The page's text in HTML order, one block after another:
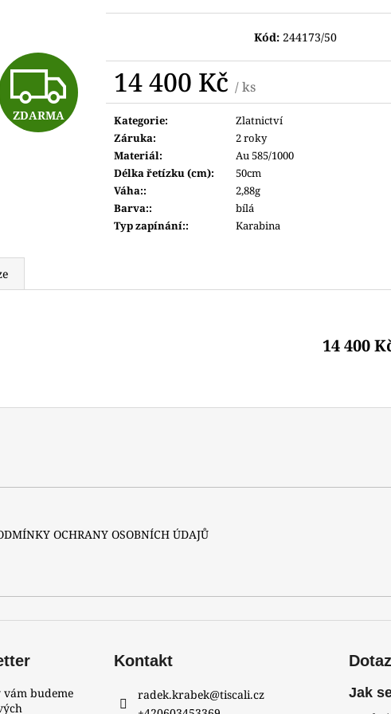
Kód: 244173/50
14 400 Kč / ks
Měrná
cena:
Kategorie:
Zlatnictví
Záruka:
2 roky
Materiál:
Au 585/1000
Délka řetízku (cm):
50cm
Váha::
2,88g
Barva::
bílá
Typ zapínání:: Karabina
Z
D
M
ZDARMA
14 400
6 600 Kč
OCHRANY OSOBNÍCH ÚDAJŮ
vám budeme
Kontakt
radek.krabek@tiscali.cz
Jak